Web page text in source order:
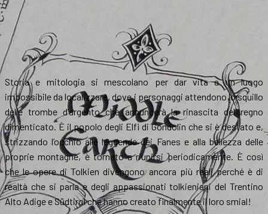
Storia e mitologia si mescolano per dar vita a un luogo
impossibile da localizzare, dove i personaggi attendono lo squillo
delle trombe d’argento che annuncerà la rinascita del regno
dimenticato. È il popolo degli Elfi di Gondolin che si è destato e,
strizzando l’occhio alle leggende dei Fanes e alla bellezza delle
proprie montagne, è tornato a riunirsi periodicamente. È così
che le opere di Tolkien divengono ancora più reali perché è di
realtà che si parla e degli appassionati tolkieniani del Trentino
Alto Adige e Südtirol che hanno creato finalmente il loro smial!